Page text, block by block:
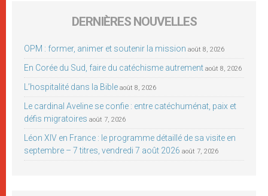
DERNIÈRES NOUVELLES
OPM : former, animer et soutenir la mission août 8, 2026
En Corée du Sud, faire du catéchisme autrement août 8, 2026
L’hospitalité dans la Bible août 8, 2026
Le cardinal Aveline se confie : entre catéchuménat, paix et
défis migratoires août 7, 2026
Léon XIV en France : le programme détaillé de sa visite en
septembre – 7 titres, vendredi 7 août 2026 août 7, 2026